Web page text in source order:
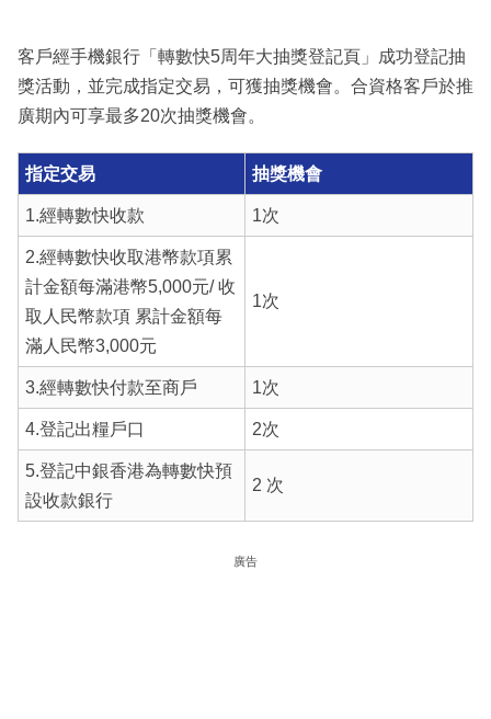
客戶經手機銀行「轉數快5周年大抽獎登記頁」成功登記抽
獎活動，並完成指定交易，可獲抽獎機會。合資格客戶於推
廣期內可享最多20次抽獎機會。
指定交易 抽獎機會
1.經轉數快收款 1次
2.經轉數快收取港幣款項累
計金額每滿港幣5,000元/ 收
取人民幣款項 累計金額每
滿人民幣3,000元
1次
3.經轉數快付款至商戶 1次
4.登記出糧戶口 2次
5.登記中銀香港為轉數快預
設收款銀行
2 次
廣告